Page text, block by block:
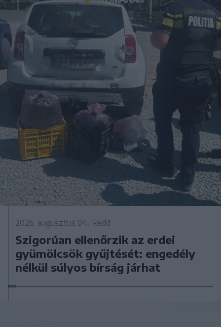
2026. augusztus 04., kedd
Szigorúan ellenőrzik az erdei
gyümölcsök gyűjtését: engedély
nélkül súlyos bírság járhat